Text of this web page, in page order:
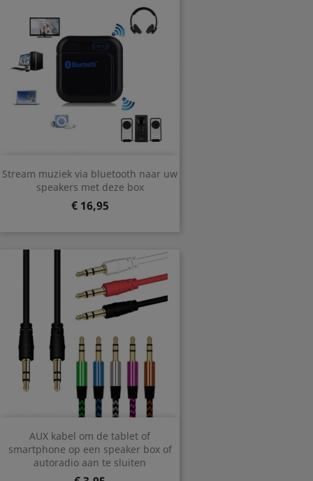
Stream muziek via bluetooth naar uw
speakers met deze box
Prijs
€ 16,95
AUX kabel om de tablet of
smartphone op een speaker box of
autoradio aan te sluiten